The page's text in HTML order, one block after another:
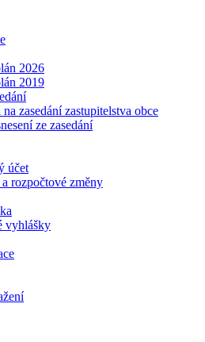
2026
2019
zasedání zastupitelstva obce
ze zasedání
účet
rozpočtové změny
vyhlášky